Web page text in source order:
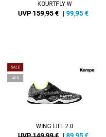
KOURTFLY W
UVP 159,95 € | 99,95€
SALE
-40%
WING LITE 2.0